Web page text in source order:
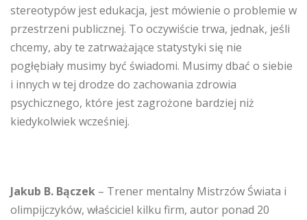
stereotypów jest edukacja, jest mówienie o problemie w
przestrzeni publicznej. To oczywiście trwa, jednak, jeśli
chcemy, aby te zatrważające statystyki się nie
pogłębiały musimy być świadomi. Musimy dbać o siebie
i innych w tej drodze do zachowania zdrowia
psychicznego, które jest zagrożone bardziej niż
kiedykolwiek wcześniej.
Jakub B. Bączek – Trener mentalny Mistrzów Świata i
olimpijczyków, właściciel kilku firm, autor ponad 20